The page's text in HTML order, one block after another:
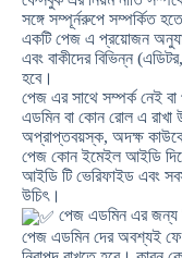
সঙ্গে সম্পূর্নরুপে সম্পর্কিত
একটি পেজ এ প্রয়োজন
এবং বাকীদের বিভিন্ন
হবে।
পেজ এর সাথে সম্পর্ক নেই
এডমিন বা কোন রোল এ রাখা
অপ্রাপ্তবয়স্ক, অদক্ষ
পেজ কোন ইমেইল আইডি
আইডি টি ভেরিফাইড এবং
উচিৎ।
পেজ এডমিন এর জন্য
পেজ এডমিন দের অবশ্যই